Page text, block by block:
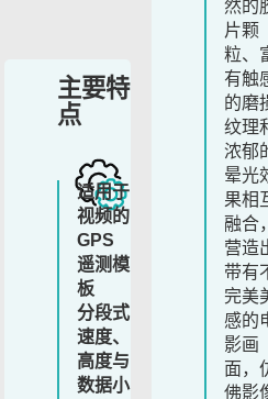
主要特
点
适用于
视频的
GPS
遥测模
板
分段式
速度、
高度与
数据小
然的
片颗
粒、
有触
的磨
纹理
浓郁
晕光
果相
融合
营造
带有
完美
感的
影画
面，
佛影